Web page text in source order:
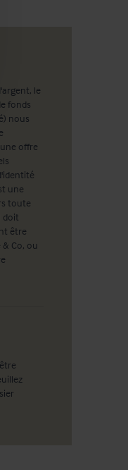
le
fonds
nous
offre
une
toute
doit
être
Co, ou